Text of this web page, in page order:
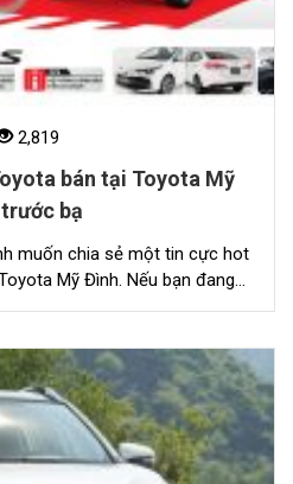
2,819
bán tại Toyota Mỹ
bạ
muốn chia sẻ một tin cực hot
Mỹ Đình. Nếu bạn đang…